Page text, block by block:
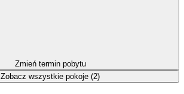
Zmień termin pobytu
Zobacz wszystkie pokoje (2)